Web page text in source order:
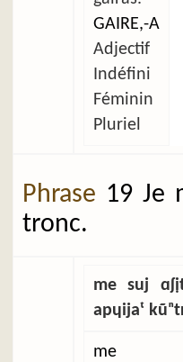
GAIRE,-A
Adjectif
Indéfini
Féminin
Pluriel
Phrase 19 Je
tronc.
me suj
apɥijaᵗ
me